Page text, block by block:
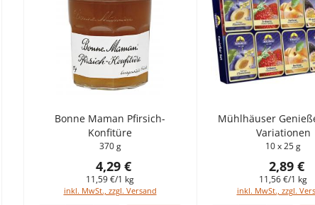
Bonne Maman Pfirsich-
Konfitüre
370 g
4,29 €
11,59 €/1 kg
inkl. MwSt., zzgl. Versand
Mühlhäuser
Variationen
10 x 25 g
2,89 €
11,56 €/1 kg
inkl. MwSt., zzgl.